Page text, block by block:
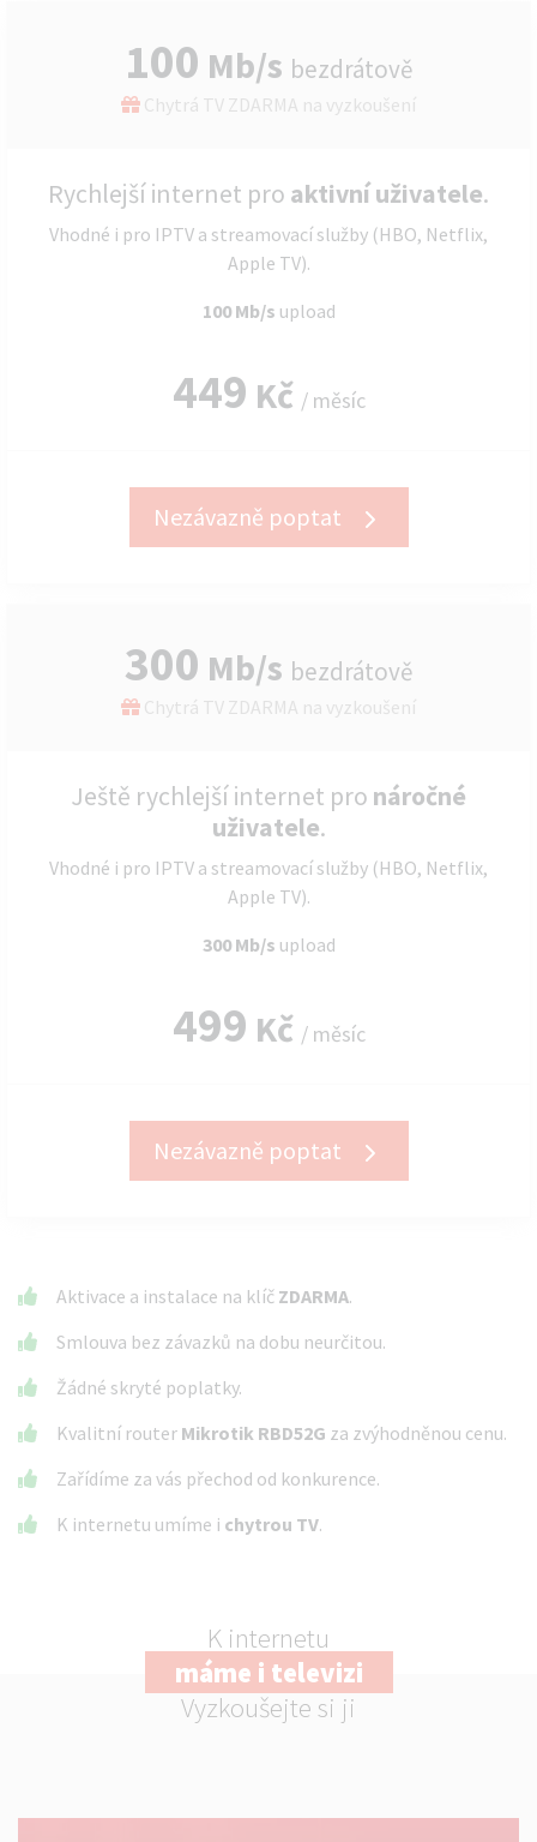
100 Mb/s bezdrátově
Chytrá TV ZDARMA na vyzkoušení
Rychlejší internet pro aktivní uživatele.
Vhodné i pro IPTV a streamovací služby (HBO, Netflix,
Apple TV).
100 Mb/s upload
449 Kč / měsíc
Nezávazně poptat
300 Mb/s bezdrátově
Chytrá TV ZDARMA na vyzkoušení
Ještě rychlejší internet pro náročné
uživatele.
Vhodné i pro IPTV a streamovací služby (HBO, Netflix,
Apple TV).
300 Mb/s upload
499 Kč / měsíc
Nezávazně poptat
Aktivace a instalace na klíč ZDARMA.
Smlouva bez závazků na dobu neurčitou.
Žádné skryté poplatky.
Kvalitní router Mikrotik RBD52G za zvýhodněnou cenu.
Zařídíme za vás přechod od konkurence.
K internetu umíme i chytrou TV.
K internetu
máme i televizi
Vyzkoušejte si ji